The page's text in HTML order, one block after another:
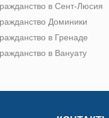
в Сент-Люсия
Доминики
в Гренаде
в Вануату